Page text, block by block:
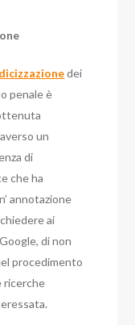
dei
penale è
un
di
che ha
annotazione
ai
di non
procedimento
ricerche